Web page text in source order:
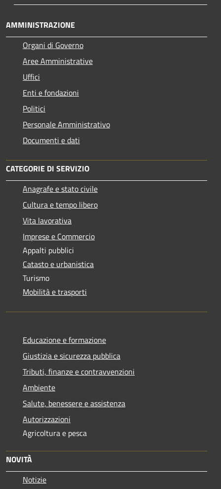
AMMINISTRAZIONE
Organi di Governo
Aree Amministrative
Uffici
Enti e fondazioni
Politici
Personale Amministrativo
Documenti e dati
CATEGORIE DI SERVIZIO
Anagrafe e stato civile
Cultura e tempo libero
Vita lavorativa
Imprese e Commercio
Appalti pubblici
Catasto e urbanistica
Turismo
Mobilità e trasporti
Educazione e formazione
Giustizia e sicurezza pubblica
Tributi, finanze e contravvenzioni
Ambiente
Salute, benessere e assistenza
Autorizzazioni
Agricoltura e pesca
NOVITÀ
Notizie